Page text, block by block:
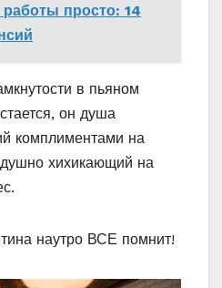
просто: 14
в пьяном
он душа
комплиментами на
хихикающий на
наутро ВСЕ помнит!